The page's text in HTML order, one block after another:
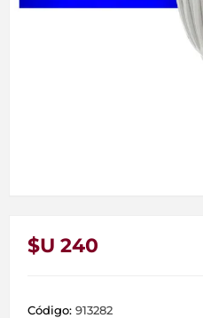
$U 240
Código: 913282